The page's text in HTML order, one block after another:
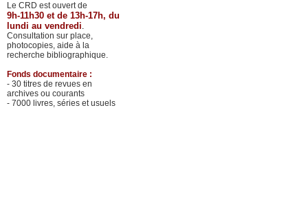
Le CRD est ouvert de
9h-11h30 et de 13h-17h, du
lundi au vendredi.
Consultation sur place,
photocopies, aide à la
recherche bibliographique.
Fonds documentaire :
- 30 titres de revues en
archives ou courants
- 7000 livres, séries et usuels